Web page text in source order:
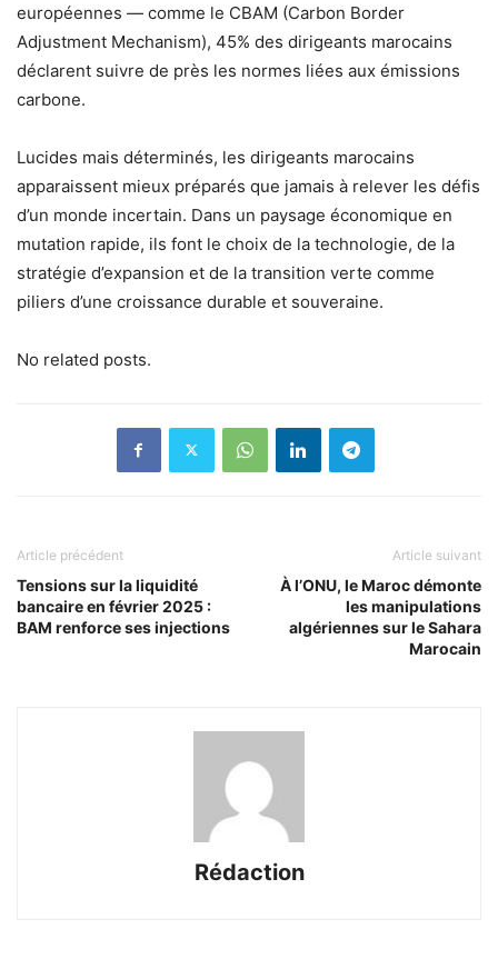
européennes — comme le CBAM (Carbon Border
Adjustment Mechanism), 45% des dirigeants marocains
déclarent suivre de près les normes liées aux émissions
carbone.
Lucides mais déterminés, les dirigeants marocains
apparaissent mieux préparés que jamais à relever les défis
d’un monde incertain. Dans un paysage économique en
mutation rapide, ils font le choix de la technologie, de la
stratégie d’expansion et de la transition verte comme
piliers d’une croissance durable et souveraine.
No related posts.
Article précédent
Tensions sur la liquidité
bancaire en février 2025 :
BAM renforce ses injections
Article suivant
À l’ONU, le Maroc démonte
les manipulations
algériennes sur le Sahara
Marocain
Rédaction